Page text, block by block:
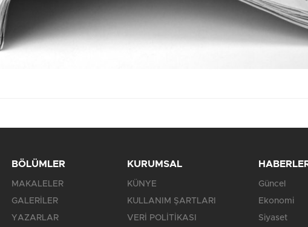
BÖLÜMLER
MAKALELER
GALERİLER
YAZARLAR
KURUMSAL
KÜNYE
KULLANIM ŞARTLARI
VERİ POLİTİKASI
Güncel
Ekonomi
Siyaset